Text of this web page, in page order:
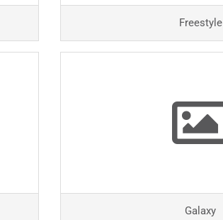
Freestyle
Galaxy